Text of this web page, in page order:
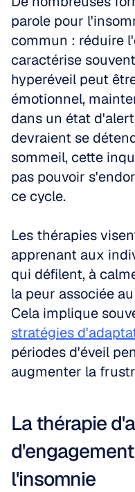
parole pour
commun : réduire
caractérise
hyperéveil peut
émotionnel,
dans un état
devraient se
sommeil, cette
pas pouvoir
ce cycle.
Les thérapies
apprenant aux
qui défilent, à
la peur associée
stratégies
périodes d'éveil
augmenter la
La thérapie
l'insomnie